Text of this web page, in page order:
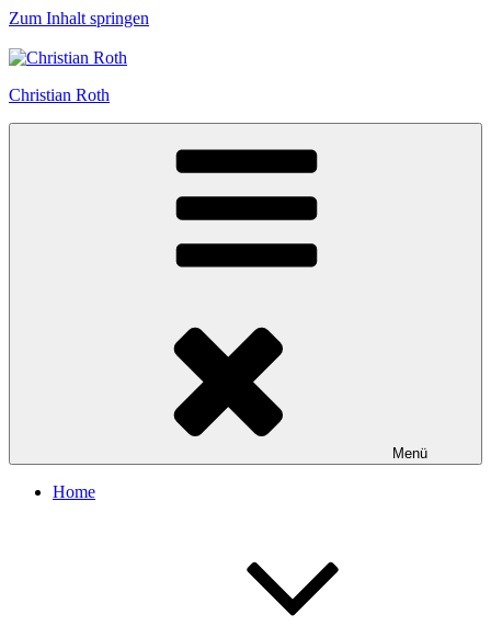
Zum Inhalt springen
Christian Roth
Menü
Home